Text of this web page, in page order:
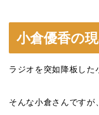
小倉優香の
ラジオを突如降板した
そんな小倉さんですが